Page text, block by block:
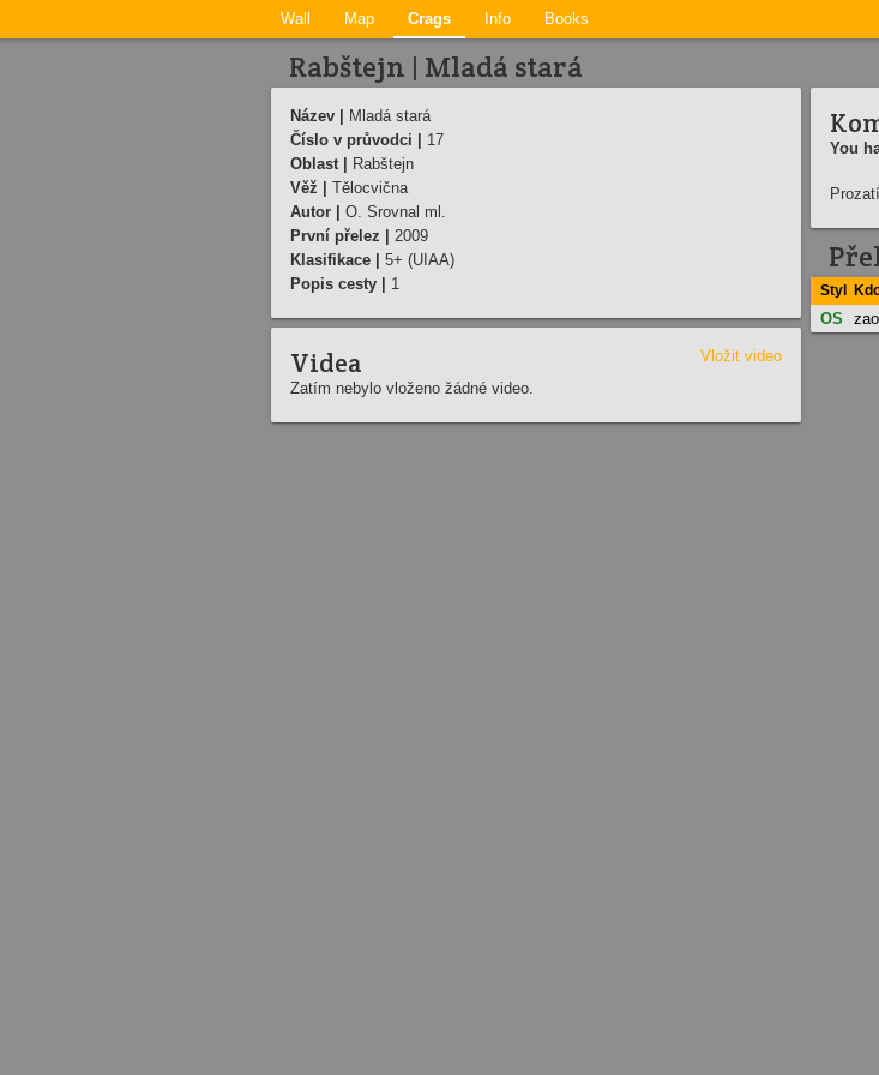
Wall Map Crags Info Books
Rabštejn | Mladá stará
Název |
Mladá stará
Číslo v průvodci |
17
Oblast |
Rabštejn
Věž |
Tělocvična
Autor |
O. Srovnal ml.
První přelez |
2009
Klasifikace |
5+ (UIAA)
Popis cesty |
1
Videa
Vložit video
Zatím nebylo vloženo žádné video.
You
Styl
OS